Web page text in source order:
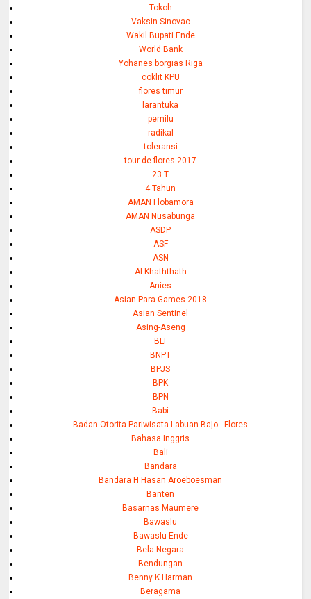
Tokoh
Vaksin Sinovac
Wakil Bupati Ende
World Bank
Yohanes borgias Riga
coklit KPU
flores timur
larantuka
pemilu
radikal
toleransi
tour de flores 2017
23 T
4 Tahun
AMAN Flobamora
AMAN Nusabunga
ASDP
ASF
ASN
Al Khaththath
Anies
Asian Para Games 2018
Asian Sentinel
Asing-Aseng
BLT
BNPT
BPJS
BPK
BPN
Babi
Badan Otorita Pariwisata Labuan Bajo - Flores
Bahasa Inggris
Bali
Bandara
Bandara H Hasan Aroeboesman
Banten
Basarnas Maumere
Bawaslu
Bawaslu Ende
Bela Negara
Bendungan
Benny K Harman
Beragama